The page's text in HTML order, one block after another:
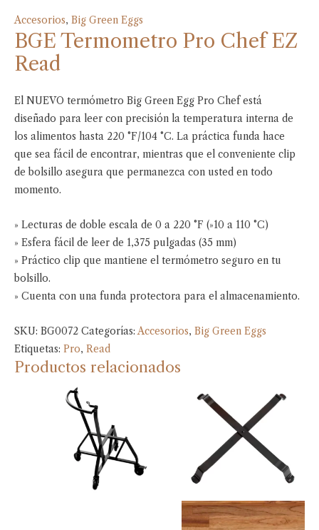
Accesorios, Big Green Eggs
BGE Termometro Pro Chef EZ
Read
El NUEVO termómetro Big Green Egg Pro Chef está
diseñado para leer con precisión la temperatura interna de
los alimentos hasta 220 °F/104 °C. La práctica funda hace
que sea fácil de encontrar, mientras que el conveniente clip
de bolsillo asegura que permanezca con usted en todo
momento.
» Lecturas de doble escala de 0 a 220 °F (»10 a 110 °C)
» Esfera fácil de leer de 1,375 pulgadas (35 mm)
» Práctico clip que mantiene el termómetro seguro en tu
bolsillo.
» Cuenta con una funda protectora para el almacenamiento.
SKU: BG0072 Categorías:Accesorios, Big Green Eggs
Etiquetas: Pro, Read
Productos relacionados